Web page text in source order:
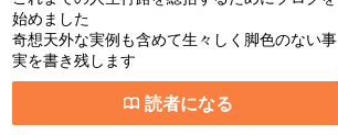
始めました
奇想天外な実例も含めて生々しく脚色のない事
実を書き残します
読者になる